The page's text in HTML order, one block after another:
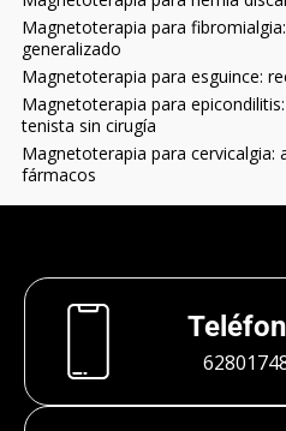
Magnetoterapia para
generalizado
Magnetoterapia para esguince:
Magnetoterapia para
tenista sin cirugía
Magnetoterapia para cervicalgia:
fármacos